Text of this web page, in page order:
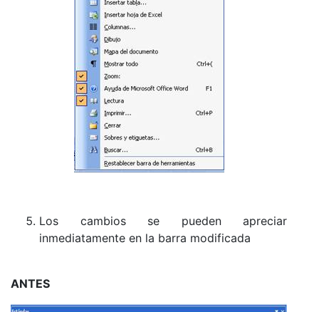
Los cambios se pueden apreciar
inmediatamente en la barra modificada
ANTES